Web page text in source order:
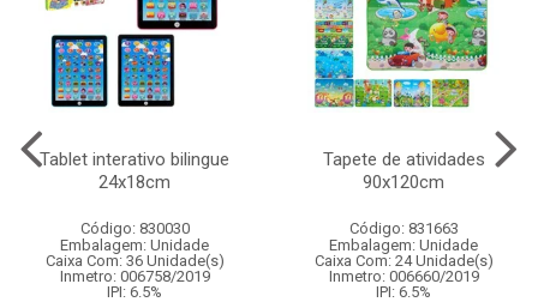
Tablet interativo bilingue
24x18cm
Código: 830030
Embalagem: Unidade
Caixa Com: 36 Unidade(s)
Inmetro: 006758/2019
IPI: 6.5%
Tapete de atividades
90x120cm
Código: 831663
Embalagem: Unidade
Caixa Com: 24 Unidade(s)
Inmetro: 006660/2019
IPI: 6.5%